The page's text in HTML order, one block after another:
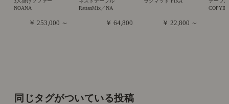
NOANA
￥ 253,000 ～
RattanMix／NA
￥ 64,800 ￥ 22,800 ～
同じタグがついている投稿